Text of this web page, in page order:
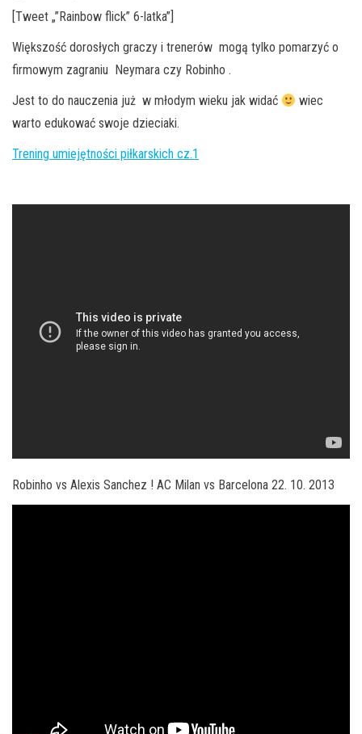
[Tweet „”Rainbow flick” 6-latka”]
Większość dorosłych graczy i trenerów mogą tylko pomarzyć o
firmowym zagraniu Neymara czy Robinho .
Jest to do nauczenia już w młodym wieku jak widać
wiec
warto edukować swoje dzieciaki.
Trening umiejętności piłkarskich cz.1
Robinho vs Alexis Sanchez ! AC Milan vs Barcelona 22. 10. 2013